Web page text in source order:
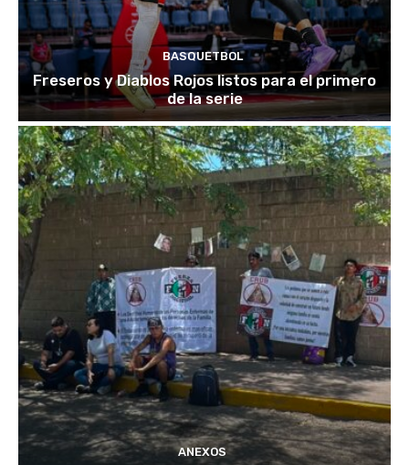
BASQUETBOL
Freseros y Diablos Rojos listos para el primero
de la serie
ANEXOS